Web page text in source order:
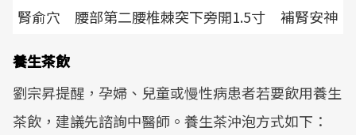
腎俞穴
腰部第二腰椎棘突下旁開1.5寸 補腎安神
養生茶飲
劉宗昇提醒，孕婦、兒童或慢性病患者若要飲用養生
茶飲，建議先諮詢中醫師。養生茶沖泡方式如下：